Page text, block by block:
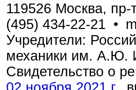
119526 Москва,
(495) 434-22-21 •
Учредители:
механики им. А.Ю.
Свидетельство о